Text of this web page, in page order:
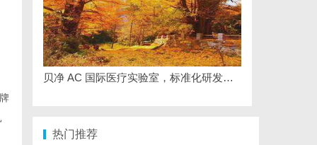
贝净 AC 国际医疗实验室，标准化研发体系全解析
热门推荐